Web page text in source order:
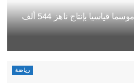
شمندر دكالة يسجل موسما قياسيا بإنتاج ناهز 544 ألف
رياضة